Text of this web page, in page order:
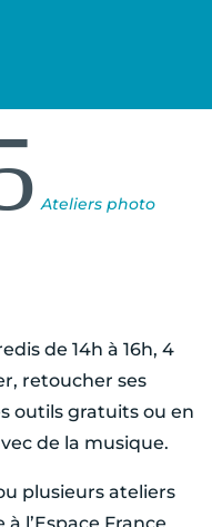
Ateliers photo
de 14h à 16h, 4
retoucher ses
outils gratuits ou en
de la musique.
plusieurs ateliers